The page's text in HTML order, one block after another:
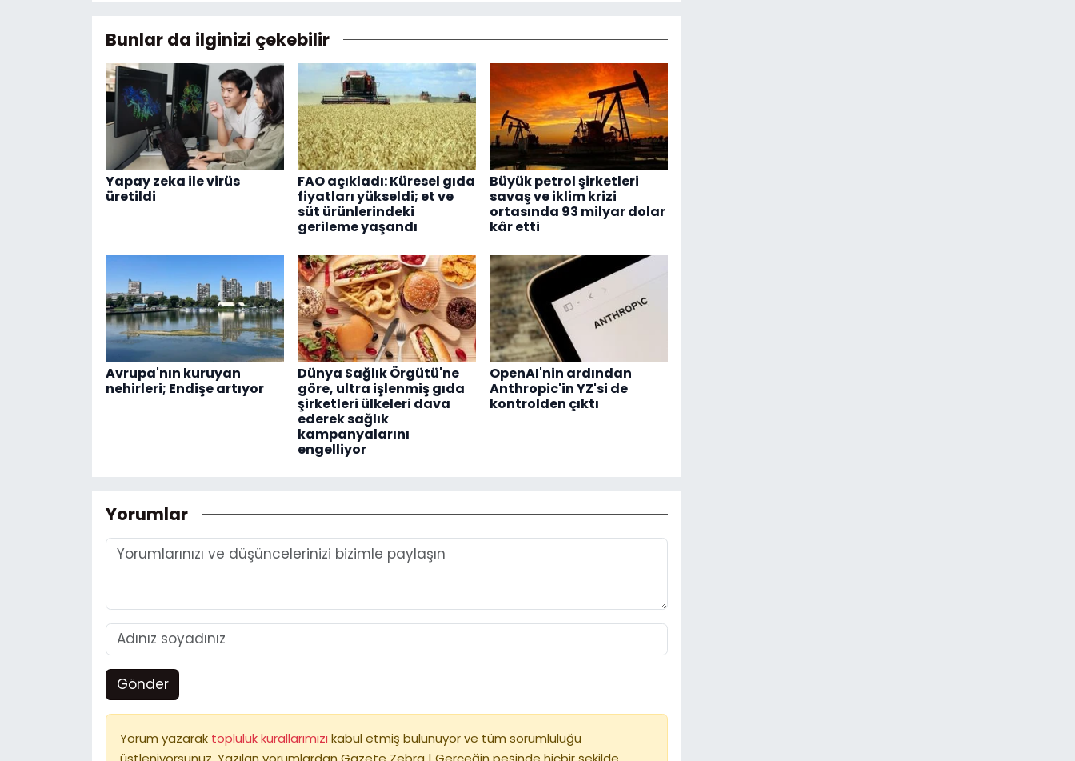
Bunlar da ilginizi çekebilir
Yapay zeka ile virüs
üretildi
FAO açıkladı: Küresel gıda
fiyatları yükseldi; et ve
süt ürünlerindeki
gerileme yaşandı
Büyük petrol şirketleri
savaş ve iklim krizi
ortasında 93 milyar dolar
kâr etti
Avrupa'nın kuruyan
nehirleri; Endişe artıyor
Dünya Sağlık Örgütü'ne
göre, ultra işlenmiş gıda
şirketleri ülkeleri dava
ederek sağlık
kampanyalarını
engelliyor
OpenAI'nin ardından
Anthropic'in YZ'si de
kontrolden çıktı
Yorumlar
Gönder
Yorum yazarak topluluk kurallarımızı kabul etmiş bulunuyor ve tüm sorumluluğu